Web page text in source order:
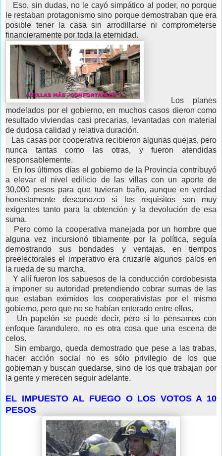
Eso, sin dudas, no le cayó simpático al poder, no porque
le restaban protagonismo sino porque demostraban que era
posible tener la casa sin arrodillarse ni comprometerse
financieramente por toda la eternidad.
Los planes
modelados por el gobierno, en muchos casos dieron como
resultado viviendas casi precarias, levantadas con material
de dudosa calidad y relativa duración.
Las casas por cooperativa recibieron algunas quejas, pero
nunca tantas como las otras, y fueron atendidas
responsablemente.
En los últimos días el gobierno de la Provincia contribuyó
a elevar el nivel edilicio de las villas con un aporte de
30,000 pesos para que tuvieran baño, aunque en verdad
honestamente desconozco si los requisitos son muy
exigentes tanto para la obtención y la devolución de esa
suma.
Pero como la cooperativa manejada por un hombre que
alguna vez incursionó tibiamente por la política, seguía
demostrando sus bondades y ventajas, en tiempos
preelectorales el imperativo era cruzarle algunos palos en
la rueda de su marcha.
Y allí fueron los sabuesos de la conducción cordobesista
a imponer su autoridad pretendiendo cobrar sumas de las
que estaban eximidos los cooperativistas por el mismo
gobierno, pero que no se habían enterado entre ellos.
Un papelón se puede decir, pero si lo pensamos con
enfoque farandulero, no es otra cosa que una escena de
celos.
Sin embargo, queda demostrado que pese a las trabas,
hacer acción social no es sólo privilegio de los que
gobiernan y buscan quedarse, sino de los que trabajan por
la gente y merecen seguir adelante.
EL IMPUESTO AL FUEGO O LOS VOTOS A 10
PESOS